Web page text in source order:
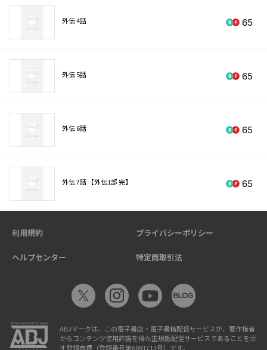
外伝 4話 65
外伝 5話 65
外伝 6話 65
外伝 7話 【外伝1部 完】 65
利用規約 プライバシーポリシー
ヘルプセンター 特定商取引法
ABJマークは、この電子書店・電子書籍配信サービスが、著作権者
からコンテンツ使用許諾を得た正規版配信サービスであることを示
す登録商標（登録番号第6091713号）です。